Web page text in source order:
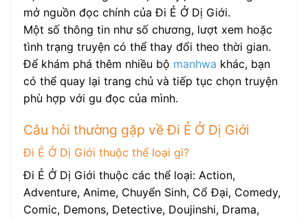
mở nguồn đọc chính của Đi Ẻ Ở Dị Giới.
Một số thông tin như số chương, lượt xem hoặc
tình trạng truyện có thể thay đổi theo thời gian.
Để khám phá thêm nhiều bộ manhwa khác, bạn
có thể quay lại trang chủ và tiếp tục chọn truyện
phù hợp với gu đọc của mình.
Câu hỏi thường gặp về Đi Ẻ Ở Dị Giới
Đi Ẻ Ở Dị Giới thuộc thể loại gì?
Đi Ẻ Ở Dị Giới thuộc các thể loại: Action,
Adventure, Anime, Chuyển Sinh, Cổ Đại, Comedy,
Comic, Demons, Detective, Doujinshi, Drama,